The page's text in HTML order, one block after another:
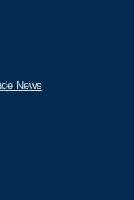
News